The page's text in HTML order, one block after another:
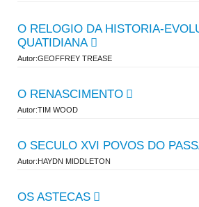
O RELOGIO DA HISTORIA-
QUATIDIANA
Autor:GEOFFREY TREASE
O RENASCIMENTO
Autor:TIM WOOD
O SECULO XVI POVOS DO
Autor:HAYDN MIDDLETON
OS ASTECAS